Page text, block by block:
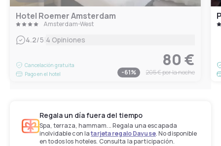
Hotel Roemer Amsterdam
Amsterdam-West
4.2/5 4 Opiniones
Cancelación gratuita
Pago en el hotel
80 €
-61% 205 €por la noche
Regala un día fuera del tiempo
Spa, terraza, hammam... Regala una escapada
inolvidable con latarjeta regalo Dayuse. No disponible
en todos los hoteles. Consulta la participación.